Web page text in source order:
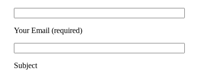
Your Email (required)
Subject